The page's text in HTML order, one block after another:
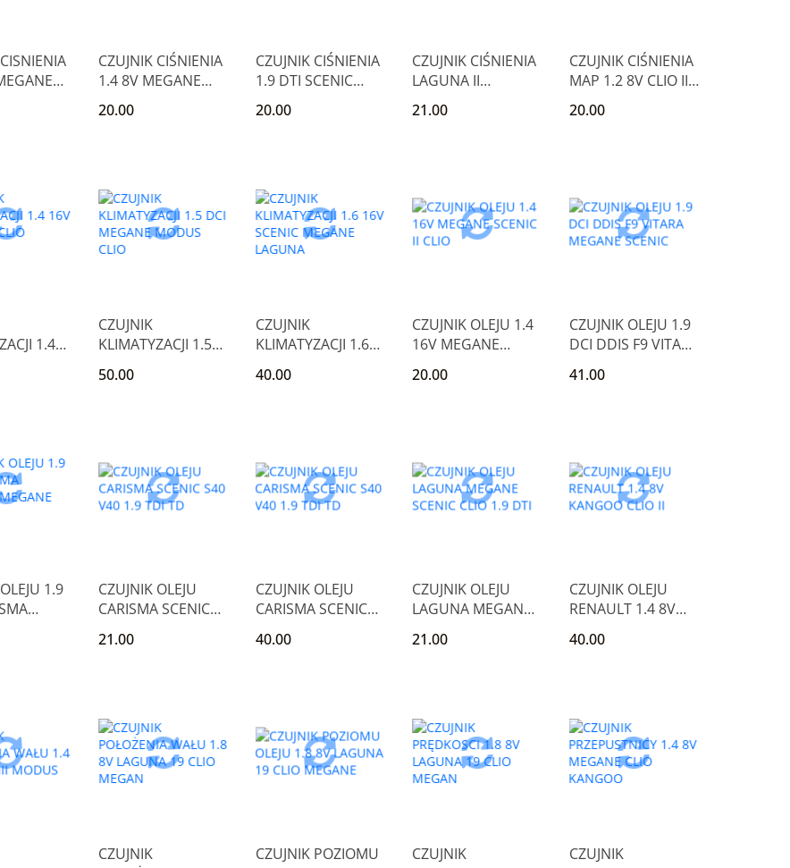
1.4
CZUJNIK CIŚNIENIA
1.4 8V MEGANE
CLIO KANGOO
20.00
CZUJNIK CIŚNIENIA
1.9 DTI SCENIC
VOLVO S V40 CLIO
20.00
CZUJNIK CIŚNIENIA
LAGUNA II
MEGANE 1.9 DCI
F8T
21.00
CZUJNIK CIŚNIENIA
MAP 1.2 8V CLIO II
KANGOO TWINGO
20.00
1.4
CZUJNIK
KLIMATYZACJI 1.5
MODUS CLIO
50.00
CZUJNIK
KLIMATYZACJI 1.6
MEGANE LAGUNA
40.00
CZUJNIK OLEJU 1.4
16V MEGANE
20.00
CZUJNIK OLEJU 1.9
DCI DDIS F9 VITARA
41.00
1.9
CZUJNIK OLEJU
CARISMA SCENIC
21.00
CZUJNIK OLEJU
CARISMA SCENIC
40.00
CZUJNIK OLEJU
LAGUNA MEGANE
DTI
21.00
CZUJNIK OLEJU
RENAULT 1.4 8V
40.00
CZUJNIK
CZUJNIK POZIOMU
CZUJNIK
CZUJNIK